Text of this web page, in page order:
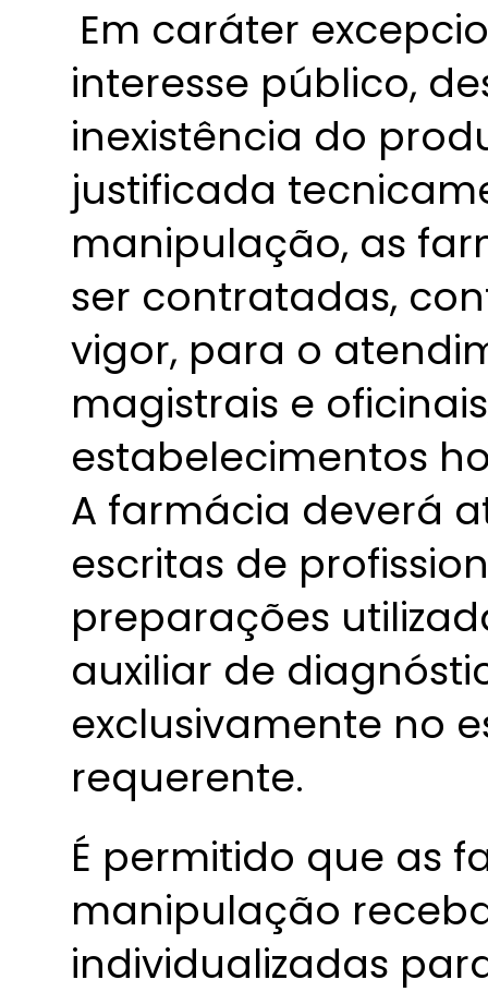
Em caráter
interesse público,
inexistência do
justificada
manipulação, as
ser contratadas,
vigor, para o
magistrais e
estabelecimentos
A farmácia deverá
escritas de
preparações
auxiliar de
exclusivamente no
requerente.
É permitido que as
manipulação
individualizadas